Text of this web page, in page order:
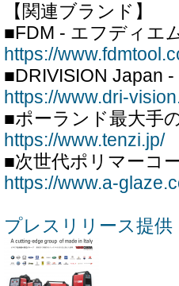
【関連ブランド】
■FDM - エフディエ
https://
■DRIVISION Japan
https://www.dri-
■ポーランド最大手
https://www.tenzi.jp/
■次世代ポリマーコ
https://www.a-
プレスリリース提供